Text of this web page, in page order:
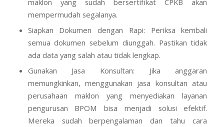
mempermudah segalanya.
Siapkan Dokumen dengan Rapi: Periksa kembali
semua dokumen sebelum diunggah. Pastikan tidak
ada data yang salah atau tidak lengkap.
Gunakan Jasa Konsultan: Jika anggaran
memungkinkan, menggunakan jasa konsultan atau
perusahaan maklon yang menyediakan layanan
pengurusan BPOM bisa menjadi solusi efektif.
Mereka sudah berpengalaman dan tahu cara